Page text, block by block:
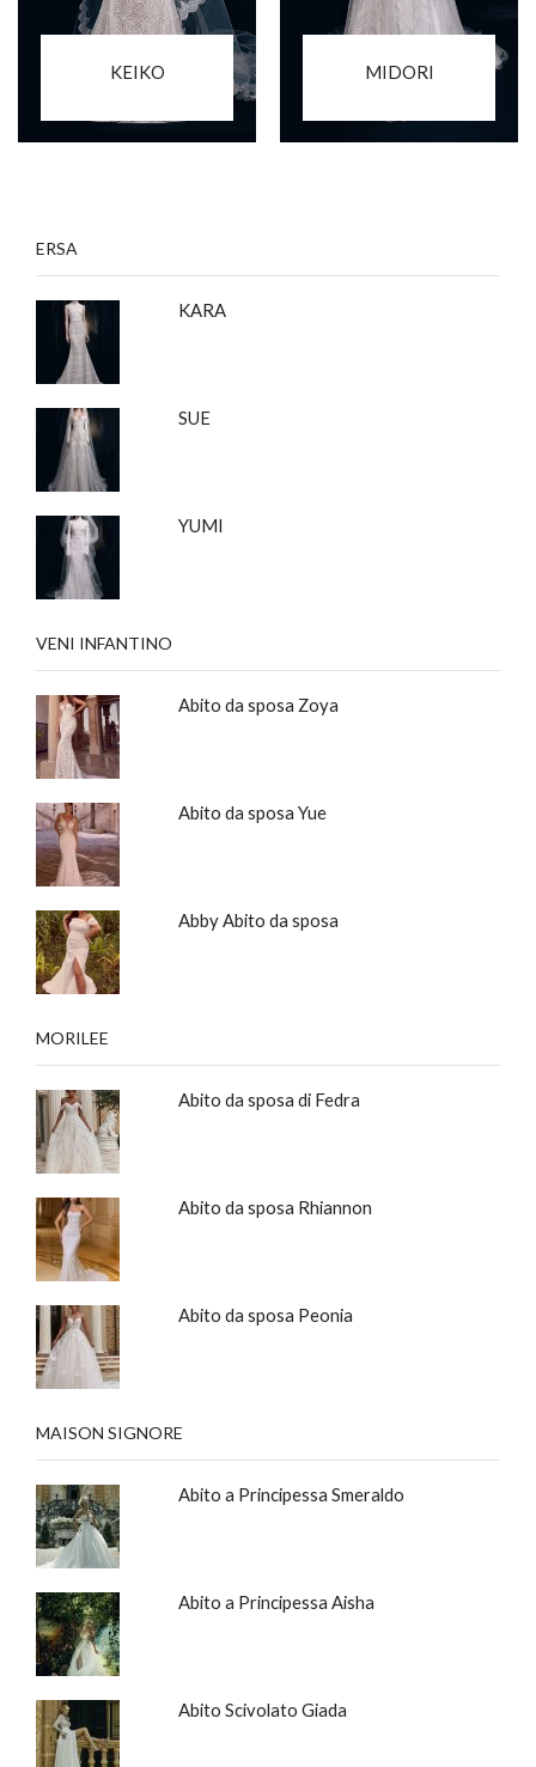
KEIKO MIDORI
ERSA
KARA
SUE
YUMI
VENI INFANTINO
Abito da sposa Zoya
Abito da sposa Yue
Abby Abito da sposa
MORILEE
Abito da sposa di Fedra
Abito da sposa Rhiannon
Abito da sposa Peonia
MAISON SIGNORE
Abito a Principessa Smeraldo
Abito a Principessa Aisha
Abito Scivolato Giada